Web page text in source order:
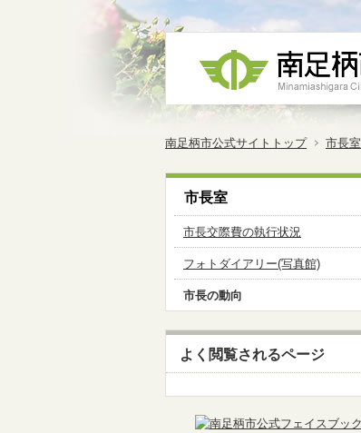
南足柄市公式サイトトップ 市長室
市長室
市長交際費の執行状況
フォトダイアリー(写真館)
市長の動向
よく閲覧されるページ